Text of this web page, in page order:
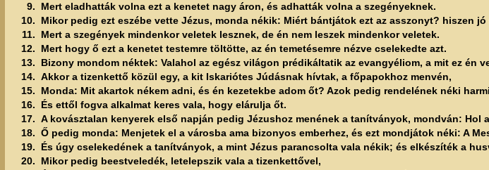
9.
Mert eladhatták volna ezt a kenetet nagy áron, és adhatták volna a szegényeknek.
10.
Mikor pedig ezt eszébe vette Jézus, monda nékik: Miért bántjátok ezt az asszonyt? hiszen
11.
Mert a szegények mindenkor veletek lesznek, de én nem leszek mindenkor veletek.
12.
Mert hogy ő ezt a kenetet testemre töltötte, az én temetésemre nézve cselekedte azt.
13.
Bizony mondom néktek: Valahol az egész világon prédikáltatik az evangyéliom, a mit ez én
14. Akkor a tizenkettő közül egy, a kit Iskariótes Júdásnak hívtak, a főpapokhoz menvén,
15.
Monda: Mit akartok nékem adni, és én kezetekbe adom őt? Azok pedig rendelének néki
16.
És ettől fogva alkalmat keres vala, hogy elárulja őt.
17. A kovásztalan kenyerek első napján pedig Jézushoz menének a tanítványok, mondván:
18. Ő pedig monda: Menjetek el a városba ama bizonyos emberhez, és ezt mondjátok néki: A
19.
És úgy cselekedének a tanítványok, a mint Jézus parancsolta vala nékik; és elkészíték a
20.
Mikor pedig beestveledék, letelepszik vala a tizenkettővel,